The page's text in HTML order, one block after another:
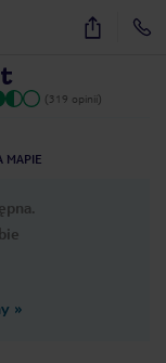
21
(319 opinii)
MAPIE
»